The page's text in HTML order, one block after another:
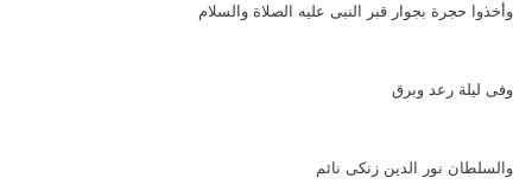
وأخذوا حجرة بجوار قبر النبى عليه الصلاة والسلام
وفى ليلة رعد وبرق
والسلطان نور الدين زنكى نائم